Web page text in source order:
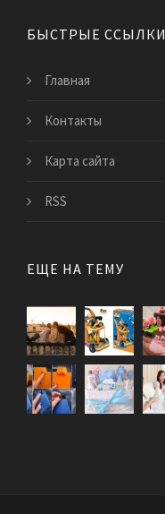
БЫСТРЫЕ ССЫЛКИ
Главная
Контакты
Карта сайта
RSS
ЕЩЕ НА ТЕМУ